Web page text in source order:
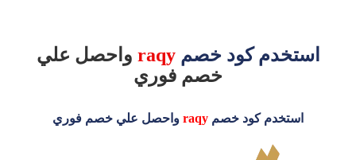
استخدم كود خصمraqy واحصل علي
خصم فوري
استخدم كود خصم raqy واحصل علي خصم فوري